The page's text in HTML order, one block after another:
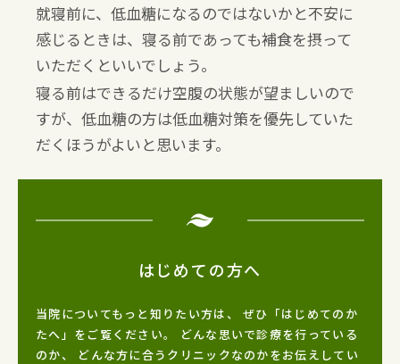
就寝前に、低血糖になるのではないかと不安に
感じるときは、寝る前であっても補食を摂って
いただくといいでしょう。
寝る前はできるだけ空腹の状態が望ましいので
すが、低血糖の方は低血糖対策を優先していた
だくほうがよいと思います。
はじめての方へ
当院についてもっと知りたい方は、
ぜひ「はじめてのか
たへ」をご覧ください。
どんな思いで診療を行っている
のか、
どんな方に合うクリニックなのかをお伝えしてい